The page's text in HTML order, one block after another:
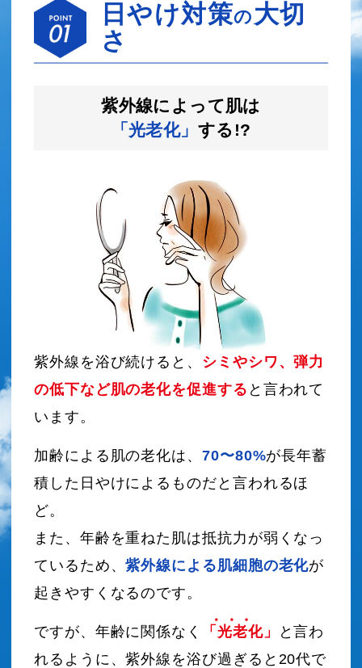
日やけ対策の 大切
さ
紫外線によって肌は
「光老化」 する!?
紫外線を浴び続けると、 シミやシワ、弾力
の低下など肌の老化を促進する と言われて
います。
加齢による肌の老化は、70〜80%が長年蓄
積した日やけによるものだと言われるほ
ど。
また、年齢を重ねた肌は抵抗力が弱くなっ
ているため、紫外線による肌細胞の老化が
起きやすくなるのです。
ですが、年齢に関係なく 「光老化」
と言わ
れるように、紫外線を浴び過ぎると20代で